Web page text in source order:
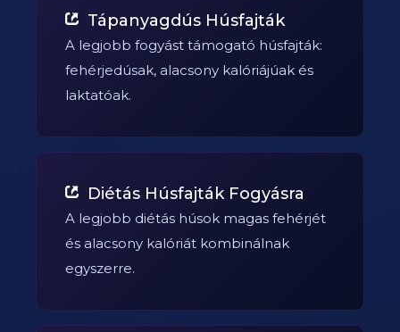
Tápanyagdús Húsfajták
A legjobb fogyást támogató húsfajták:
fehérjedúsak, alacsony kalóriájúak és
laktatóak.
Diétás Húsfajták Fogyásra
A legjobb diétás húsok magas fehérjét
és alacsony kalóriát kombinálnak
egyszerre.